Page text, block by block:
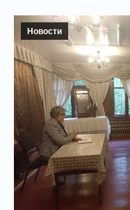
Новости